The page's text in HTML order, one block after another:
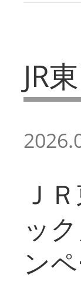
JR
Ｊ
ッ
ン